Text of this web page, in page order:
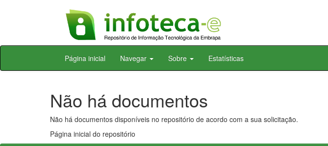
Skip
Página inicial Navegar Sobre Estatísticas
Não há documentos
Não há documentos disponíveis no repositório de acordo com a sua solicitação.
Página inicial do repositório